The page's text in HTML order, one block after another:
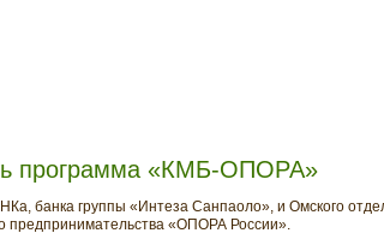
программа «КМБ-ОПОРА»
банка группы «Интеза Санпаоло», и Омского
предпринимательства «ОПОРА России».